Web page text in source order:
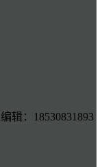
辑：18530831893